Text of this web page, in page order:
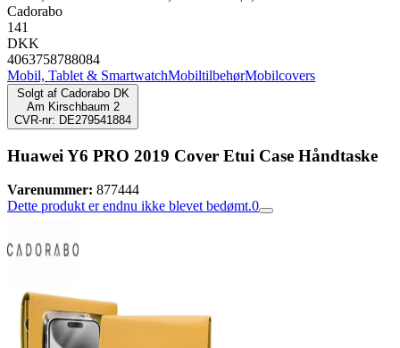
Cadorabo
141
DKK
4063758788084
Mobil, Tablet & SmartwatchMobiltilbehørMobilcovers
Solgt af Cadorabo DK
Am Kirschbaum 2
CVR-nr: DE279541884
Huawei Y6 PRO 2019 Cover Etui Case Håndtaske
Varenummer: 877444
Dette produkt er endnu ikke blevet bedømt.0